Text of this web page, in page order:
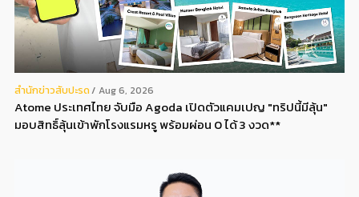
สํานักข่าวสับปะรด Aug 6, 2026
Atome ประเทศไทย จับมือ Agoda เปิดตัวแคมเปญ "ทริปนี้มีลุ้น"
มอบสิทธิ์ลุ้นเข้าพักโรงแรมหรู พร้อมผ่อน 0 ได้ 3 งวด**